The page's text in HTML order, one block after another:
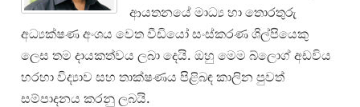
ආයතනයේ මාධ්‍ය හා තොරතුරු
අධ්‍යක්ෂණ අංශය වෙත වීඩියෝ සංස්කරණ ශිල්පියෙකු
ලෙස තම දායකත්වය ලබා දෙයි. ඔහු මෙම බ්ලොග් අඩවිය
හරහා විද්‍යාව සහ තාක්ෂණය පිළිබඳ කාලින පුවත්
සම්පාදනය කරනු ලබයි.